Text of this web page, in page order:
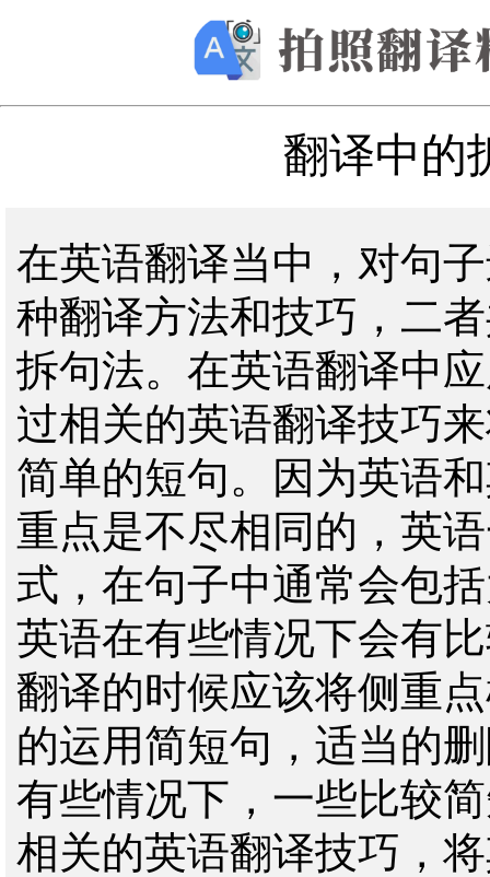
翻译中的
在英语翻译当中，对句
种翻译方法和技巧，二
拆句法。在英语翻译中
过相关的英语翻译技巧
简单的短句。因为英语
重点是不尽相同的，英
式，在句子中通常会包
英语在有些情况下会有
翻译的时候应该将侧重
的运用简短句，适当的
有些情况下，一些比较
相关的英语翻译技巧，